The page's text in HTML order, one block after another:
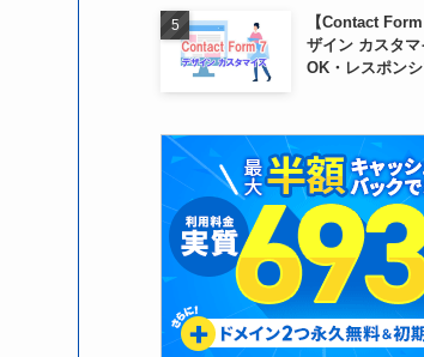
【Contact
ザイン カスタ
OK・レスポンシ